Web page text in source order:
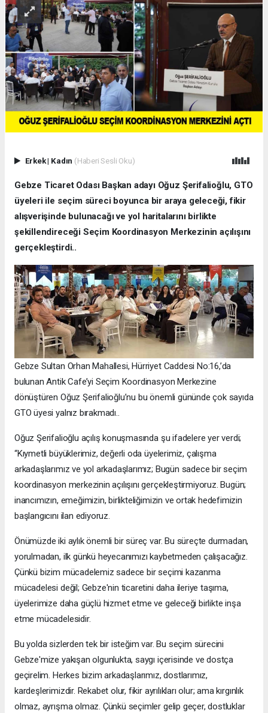
Erkek| Kadın (Haberi Sesli Oku)
Gebze Ticaret Odası Başkan adayı Oğuz Şerifalioğlu, GTO
üyeleri ile seçim süreci boyunca bir araya geleceği, fikir
alışverişinde bulunacağı ve yol haritalarını birlikte
şekillendireceği Seçim Koordinasyon Merkezinin açılışını
gerçekleştirdi..
Gebze Sultan Orhan Mahallesi, Hürriyet Caddesi No:16,’da
bulunan Antik Cafe’yi Seçim Koordinasyon Merkezine
dönüştüren Oğuz Şerifalioğlu’nu bu önemli gününde çok sayıda
GTO üyesi yalnız bırakmadı..
Oğuz Şerifalioğlu açılış konuşmasında şu ifadelere yer verdi;
“Kıymetli büyüklerimiz, değerli oda üyelerimiz, çalışma
arkadaşlarımız ve yol arkadaşlarımız; Bugün sadece bir seçim
koordinasyon merkezinin açılışını gerçekleştirmiyoruz. Bugün;
inancımızın, emeğimizin, birlikteliğimizin ve ortak hedefimizin
başlangıcını ilan ediyoruz.
Önümüzde iki aylık önemli bir süreç var. Bu süreçte durmadan,
yorulmadan, ilk günkü heyecanımızı kaybetmeden çalışacağız.
Çünkü bizim mücadelemiz sadece bir seçimi kazanma
mücadelesi değil; Gebze'nin ticaretini daha ileriye taşıma,
üyelerimize daha güçlü hizmet etme ve geleceği birlikte inşa
etme mücadelesidir.
Bu yolda sizlerden tek bir isteğim var. Bu seçim sürecini
Gebze'mize yakışan olgunlukta, saygı içerisinde ve dostça
geçirelim. Herkes bizim arkadaşlarımız, dostlarımız,
kardeşlerimizdir. Rekabet olur, fikir ayrılıkları olur; ama kırgınlık
olmaz, ayrışma olmaz. Çünkü seçimler gelip geçer, dostluklar